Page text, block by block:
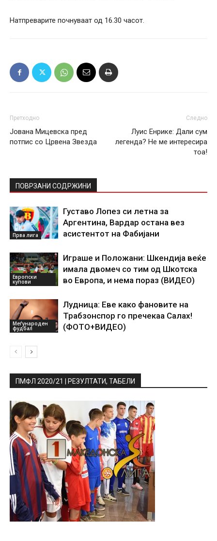
Натпреварите почнуваат од 16.30 часот.
Претходно
Јована Мицевска пред
потпис со Црвена Звезда
Следно
Луис Енрике: Дали сум
легенда? Не ме интересира
тоа!
ПОВРЗАНИ СОДРЖИНИ
Прва лига
Густаво Лопез си летна за
Аргентина, Вардар остана вез
асистентот на Фабијани
Европски
купови
Играше и Положани: Шкендија веќе
имала двомеч со тим од Шкотска
во Европа, и нема пораз (ВИДЕО)
Меѓународен
фудбал
Лудница: Еве како фановите на
Трабзонспор го пречекаа Салах!
(ФОТО+ВИДЕО)
ПМФЛ 2020/21 | РЕЗУЛТАТИ, ТАБЕЛИ